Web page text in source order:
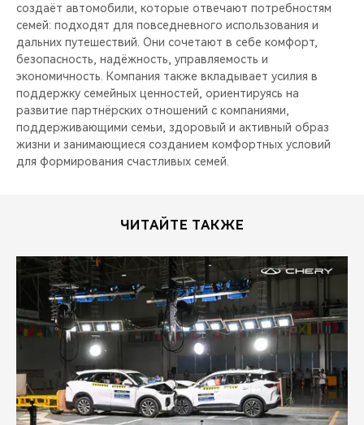
создаёт автомобили, которые отвечают потребностям
семей: подходят для повседневного использования и
дальних путешествий. Они сочетают в себе комфорт,
безопасность, надёжность, управляемость и
экономичность. Компания также вкладывает усилия в
поддержку семейных ценностей, ориентируясь на
развитие партнёрских отношений с компаниями,
поддерживающими семьи, здоровый и активный образ
жизни и занимающиеся созданием комфортных условий
для формирования счастливых семей.
ЧИТАЙТЕ ТАКЖЕ